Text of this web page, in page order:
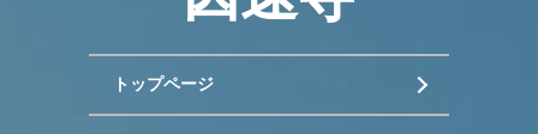
トップページ